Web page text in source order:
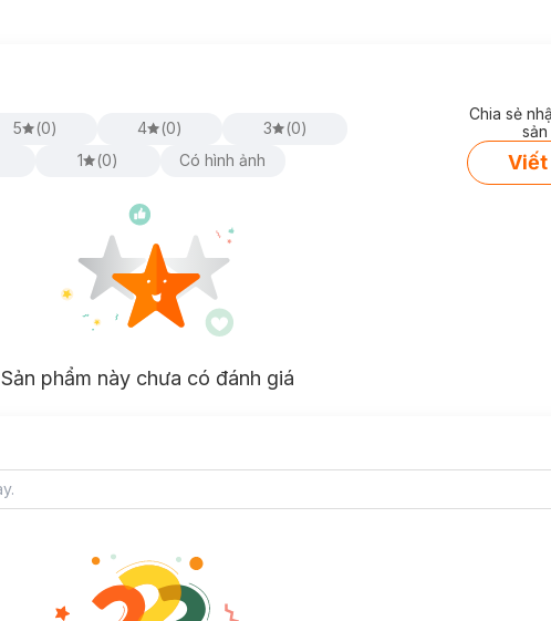
5 (0) 4 (0) 3 (0)
1 (0) Có hình ảnh
Chia sẻ
Viết
Sản phẩm này chưa có đánh giá